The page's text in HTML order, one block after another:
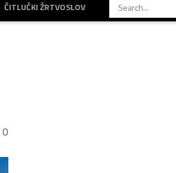
ČITLUČKI ŽRTVOSLOV
0